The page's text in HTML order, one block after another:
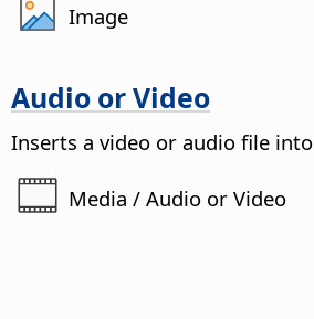
Image
Audio or Video
Inserts a video or audio file
Media / Audio or Video